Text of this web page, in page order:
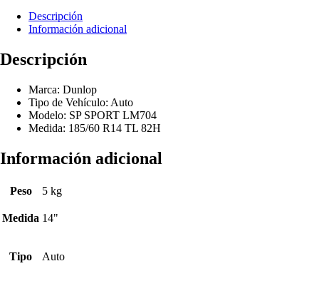
Descripción
Información adicional
Descripción
Marca: Dunlop
Tipo de Vehículo: Auto
Modelo: SP SPORT LM704
Medida: 185/60 R14 TL 82H
Información adicional
Peso 5 kg
Medida 14"
Tipo Auto